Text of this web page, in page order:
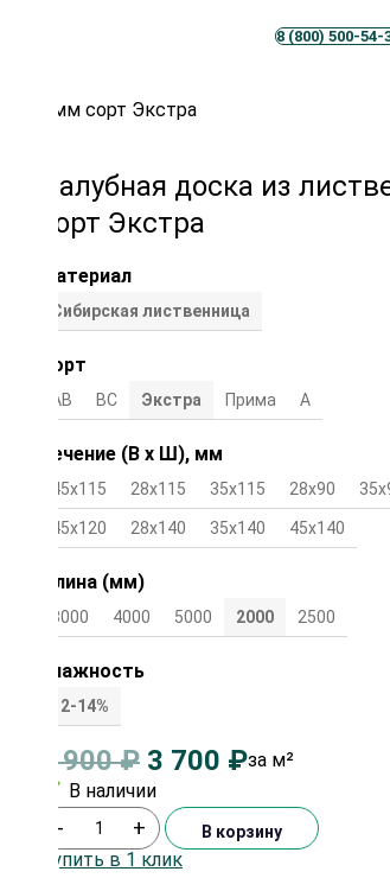
Телеграм
MAX8 (800) 500-54-
мм сорт Экстра
Палубная доска из
сорт Экстра
Материал
Сибирская лиственница
Сорт
АВ ВС Экстра Прима А
Сечение (В х Ш), мм
45х115 28х115 35х115 28х90
45х120 28х140 35х140 45х140
Длина (мм)
3000 4000 5000 2000 2500
Влажность
12-14%
3 900₽ 3 700 ₽за м²
В наличии
- + В корзину
Купить в 1 клик